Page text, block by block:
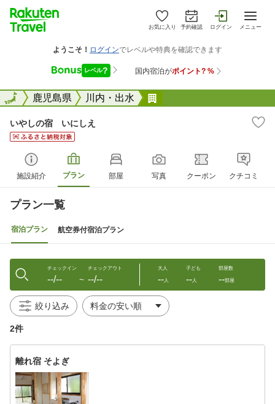
お気に入り 予約確認 ログイン メニュー
全国鹿児島県 川内・出水
全国
いやしの宿 いにしえ
施設紹介 プラン 部屋 写真 クーポン クチコミ
プラン一覧
宿泊プラン 航空券付宿泊プラン
チェックイン
--/-- 〜
チェックアウト
--/--
大人
--人
子ども
--人
部屋数
--部屋
絞り込み
2件
離れ宿 そよぎ